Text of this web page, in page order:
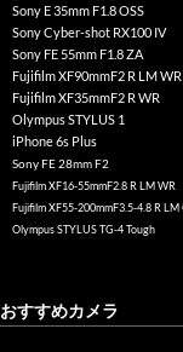
Sony E 35mm F1.8 OSS
Sony Cyber-shot RX100 IV
Sony FE 55mm F1.8 ZA
Fujifilm XF90mmF2 R LM WR
Fujifilm XF35mmF2 R WR
Olympus STYLUS 1
iPhone 6s Plus
Sony FE 28mm F2
Fujifilm XF16-55mmF2.8 R LM WR
Fujifilm XF55-200mmF3.5-4.8 R LM
Olympus STYLUS TG-4 Tough
おすすめカメラ